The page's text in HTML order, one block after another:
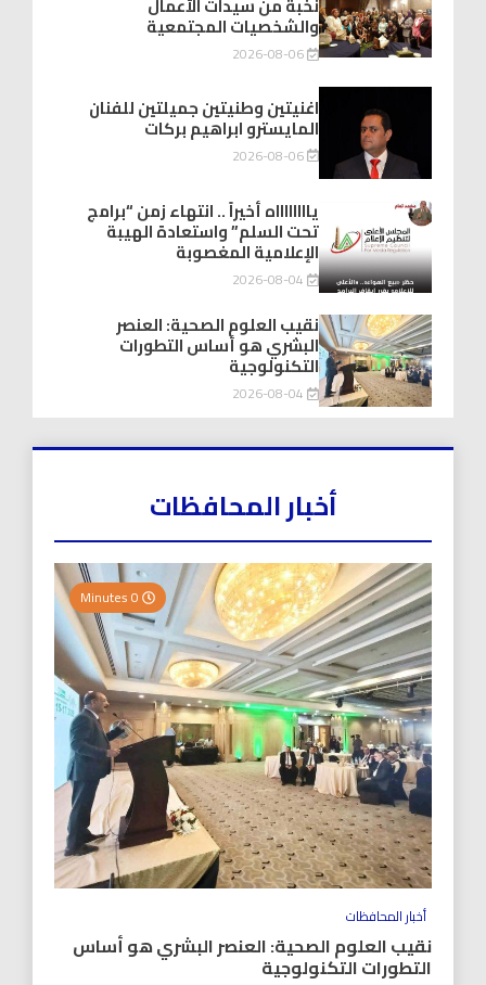
والشخصيات المجتمعية
2026-08-06
اغنيتين وطنيتين جميلتين للفنان
المايسترو ابراهيم بركات
2026-08-06
يااااااااه أخيراً .. انتهاء زمن “برامج
تحت السلم” واستعادة الهيبة
الإعلامية المغصوبة
2026-08-04
نقيب العلوم الصحية: العنصر
البشري هو أساس التطورات
التكنولوجية
2026-08-04
أخبار المحافظات
أخبار المحافظات
نقيب العلوم الصحية: العنصر البشري هو أساس
التطورات التكنولوجية